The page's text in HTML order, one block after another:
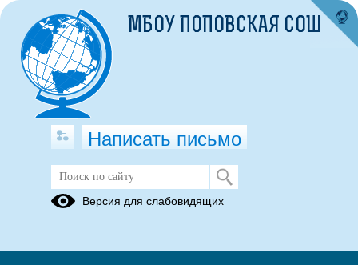
Обращения граждан
МБОУ ПОПОВСКАЯ СОШ
Написать письмо
Версия для слабовидящих